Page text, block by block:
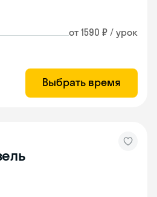
от 1590 ₽ / урок
Выбрать время